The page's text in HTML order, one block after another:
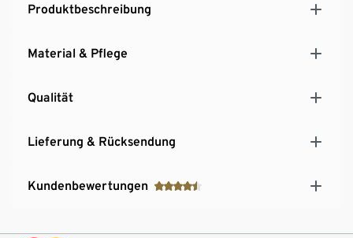
Produktbeschreibung
Material & Pflege
Qualität
Lieferung & Rücksendung
Kundenbewertungen